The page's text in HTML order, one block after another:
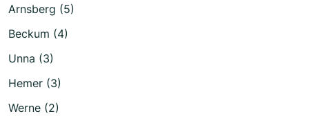
Arnsberg (5)
Beckum (4)
Unna (3)
Hemer (3)
Werne (2)